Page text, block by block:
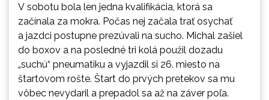
V sobotu bola len jedna kvalifikácia, ktorá sa
začínala za mokra. Počas nej začala trať osychať
a jazdci postupne prezúvali na sucho. Michal zašiel
do boxov a na posledné tri kolá použil dozadu
„suchú“ pneumatiku a vyjazdil si 26. miesto na
štartovom rošte. Štart do prvých pretekov sa mu
vôbec nevydaril a prepadol sa až na záver poľa.